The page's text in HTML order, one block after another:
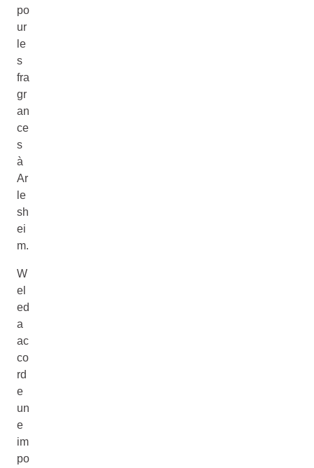
po
ur
le
s
fra
gr
an
ce
s
à
Ar
le
sh
ei
m.
W
el
ed
a
ac
co
rd
e
un
e
im
po